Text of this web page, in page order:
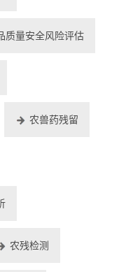
质量安全风险评估
农兽药残留
农残检测